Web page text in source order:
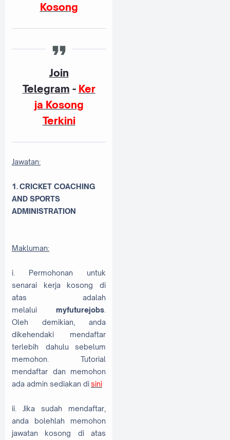
Kosong
Join
Telegram - Ker
ja Kosong
Terkini
Jawatan:
1.CRICKET COACHING
AND SPORTS
ADMINISTRATION
Makluman:
i. Permohonan untuk
senarai kerja kosong di
atas adalah
melalui myfuturejobs
Oleh demikian, anda
dikehendaki mendaftar
terlebih dahulu sebelum
memohon. Tutorial
mendaftar dan memohon
ada admin sediakan disini
ii. Jika sudah mendaftar,
anda bolehlah memohon
jawatan kosong di atas